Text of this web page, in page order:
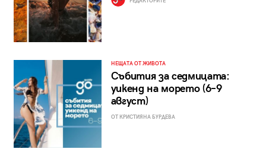
НЕЩАТА ОТ ЖИВОТА
Събития за седмицата:
уикенд на морето (6–9
август)
ОТ КРИСТИЯНА БУРДЕВА